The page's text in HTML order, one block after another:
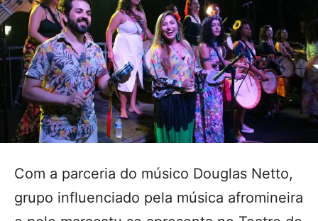
Com a parceria do músico Douglas Netto,
grupo influenciado pela música afromineira